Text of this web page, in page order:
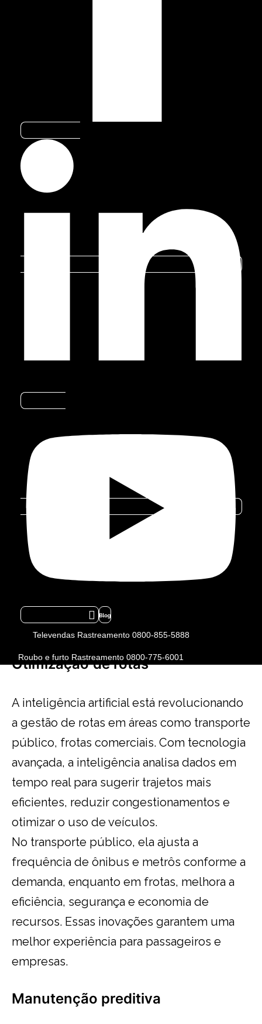
Linkedin-in
Youtube
Icon-flickr-1
Televendas Rastreamento 0800-855-5888
Roubo e furto Rastreamento 0800-775-6001
A inteligência artificial tem avançado
rapidamente nos últimos anos e
transformando diversos setores,
especialmente o automotivo. Com
inovações que vão desde a automação de
veículos a personalização da experiência
do motorista, essa tecnologia está
revolucionando a forma como interagimos
com os automóveis. Nesta matéria, você
Automação
fundamental na automação de veículos,
tornando a condução mais prática e segura.
Muitos modelos já contam com recursos
avançados e assistência à direção. Além
disso, há veículos semiautônomos que
utilizam inteligência artificial para controlar
aceleração, frenagem e manutenção de
intervenção do motorista e aumentando a
segurança nas estradas.
Otimização de rotas
A inteligência artificial está revolucionando
a gestão de rotas em áreas como transporte
público, frotas comerciais. Com tecnologia
avançada, a inteligência analisa dados em
tempo real para sugerir trajetos mais
eficientes, reduzir congestionamentos e
otimizar o uso de veículos.
No transporte público, ela ajusta a
frequência de ônibus e metrôs conforme a
demanda, enquanto em frotas, melhora a
eficiência, segurança e economia de
recursos. Essas inovações garantem uma
melhor experiência para passageiros e
empresas.
Manutenção preditiva